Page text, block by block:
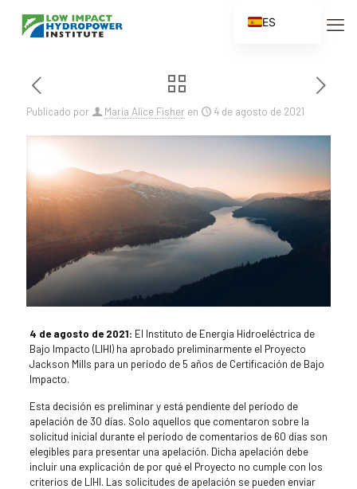
Publicado por María Alice Fisher en 4 de agosto de 2021
4 de agosto de 2021: El Instituto de Energía Hidroeléctrica de
Bajo Impacto (LIHI) ha aprobado preliminarmente el Proyecto
Jackson Mills para un período de 5 años de Certificación de Bajo
Impacto.
Esta decisión es preliminar y está pendiente del período de
apelación de 30 días. Solo aquellos que comentaron sobre la
solicitud inicial durante el período de comentarios de 60 días son
elegibles para presentar una apelación. Dicha apelación debe
incluir una explicación de por qué el Proyecto no cumple con los
criterios de LIHI. Las solicitudes de apelación se pueden enviar
ES